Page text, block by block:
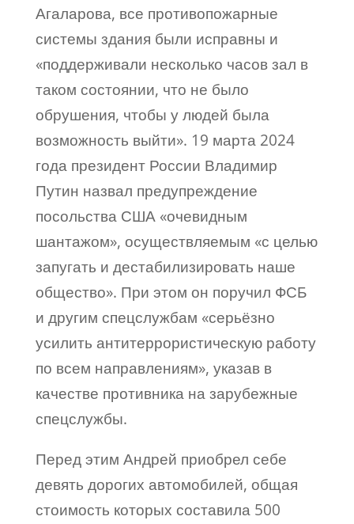
Агаларова, все противопожарные
системы здания были исправны и
«поддерживали несколько часов зал в
таком состоянии, что не было
обрушения, чтобы у людей была
возможность выйти». 19 марта 2024
года президент России Владимир
Путин назвал предупреждение
посольства США «очевидным
шантажом», осуществляемым «с целью
запугать и дестабилизировать наше
общество». При этом он поручил ФСБ
и другим спецслужбам «серьёзно
усилить антитеррористическую работу
по всем направлениям», указав в
качестве противника на зарубежные
спецслужбы.
Перед этим Андрей приобрел себе
девять дорогих автомобилей, общая
стоимость которых составила 500